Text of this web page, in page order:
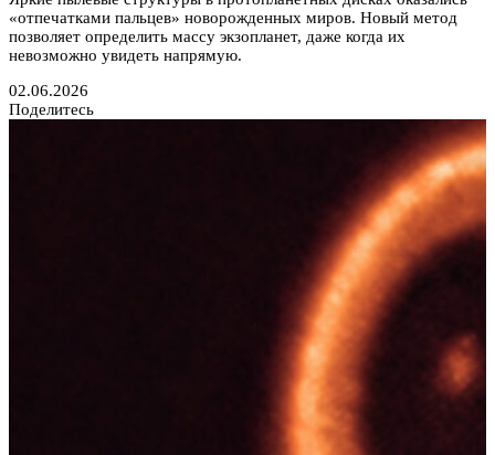
«отпечатками пальцев» новорожденных миров. Новый метод
позволяет определить массу экзопланет, даже когда их
невозможно увидеть напрямую.
02.06.2026
Поделитесь